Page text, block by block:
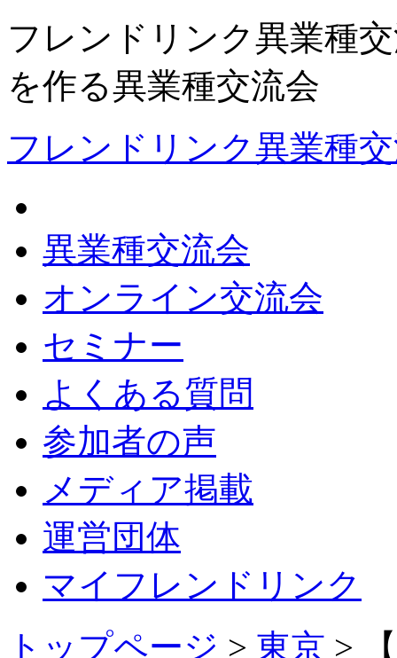
フレンドリンク異業種
を作る異業種交流会
フレンドリンク異業種
異業種交流会
オンライン交流会
セミナー
よくある質問
参加者の声
メディア掲載
運営団体
マイフレンドリンク
トップページ > 東京 >